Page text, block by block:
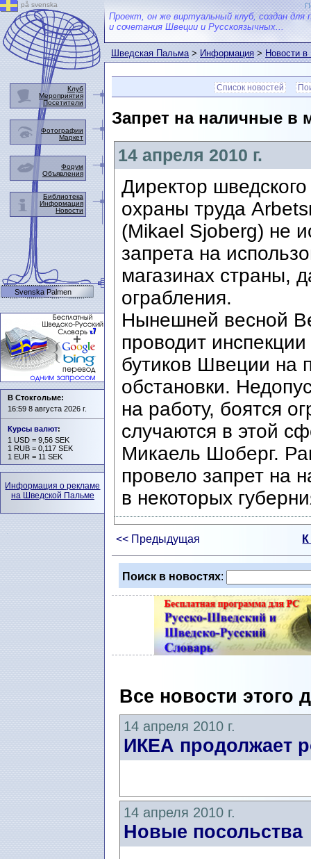
Проект, он же виртуальный клуб, создан для
и сочетания Швеции и Русскоязычных...
Шведская Пальма>Информация>Новости
Список новостей
Запрет на наличные в
14 апреля 2010 г.
Директор
охраны труда
(Mikael Sjoberg) не
запрета на
магазинах страны,
ограбления.
Нынешней весной
проводит
бутиков Швеции на
обстановки.
на работу, боятся
случаются в этой
Микаель Шоберг.
провело запрет на
в некоторых
<< Предыдущая
Поиск в новостях:
Все новости этого
14 апреля 2010 г.
ИКЕА продолжает
14 апреля 2010 г.
Новые посольства
på svenska
Клуб
Мероприятия
Посетители
Фотографии
Маркет
Форум
Объявления
Библиотека
Информация
Новости
Svenska Palmen
В Стокгольме:
16:59 8 августа 2026 г.
Курсы валют:
1 USD = 9,56 SEK
1 RUB = 0,117 SEK
1 EUR = 11 SEK
Информация о рекламе
на Шведской Пальме